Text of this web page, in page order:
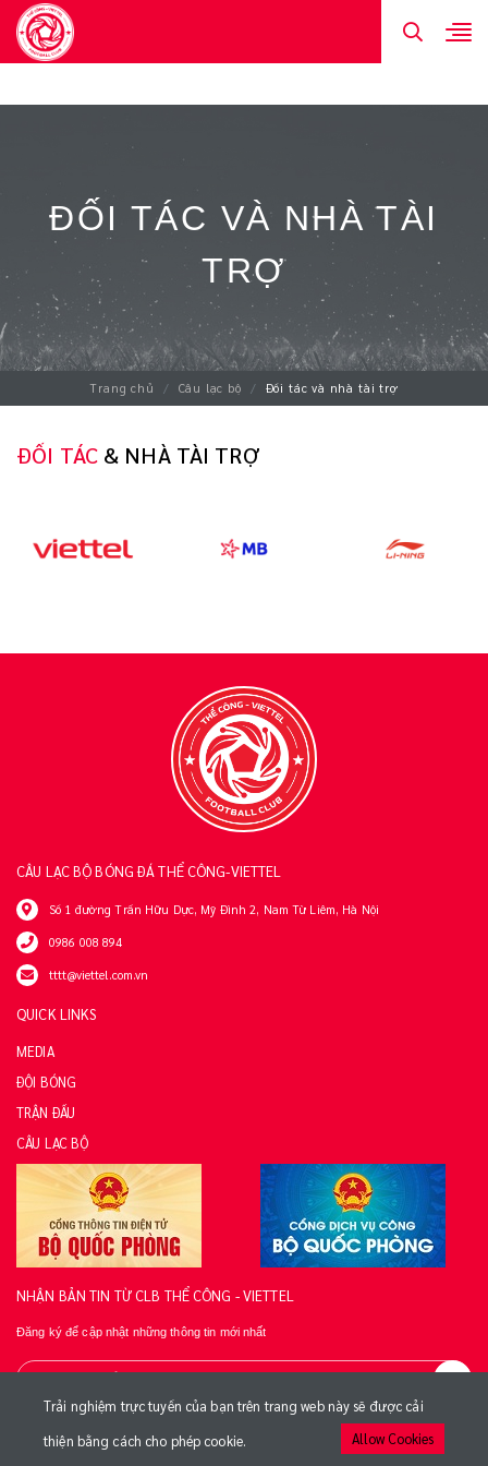
GIỚI THIỆU CHUNG
ĐỐI TÁC VÀ NHÀ TÀI
TRỢ
Trang chủ Câu lạc bộ Đối tác và nhà tài trợ
ĐỐI TÁC & NHÀ TÀI TRỢ
CÂU LẠC BỘ BÓNG ĐÁ THỂ CÔNG-VIETTEL
Số 1 đường Trần Hữu Dực, Mỹ Đình 2, Nam Từ Liêm, Hà Nội
0986 008 894
tttt@viettel.com.vn
QUICK LINKS
MEDIA
ĐỘI BÓNG
TRẬN ĐẤU
CÂU LẠC BỘ
NHẬN BẢN TIN TỪ CLB THỂ CÔNG - VIETTEL
Đăng ký để cập nhật những thông tin mới nhất
© 2020 CLB BÓNG ĐÁ VIETTEL FC
Trải nghiệm trực tuyến của bạn trên trang web này sẽ được cải
thiện bằng cách cho phép cookie.
Allow Cookies